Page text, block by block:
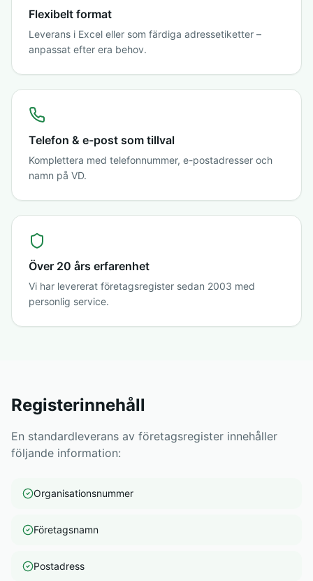
Flexibelt format
Leverans i Excel eller som färdiga adressetiketter –
anpassat efter era behov.
Telefon & e-post som tillval
Komplettera med telefonnummer, e-postadresser och
namn på VD.
Över 20 års erfarenhet
Vi har levererat företagsregister sedan 2003 med
personlig service.
Registerinnehåll
En standardleverans av företagsregister innehåller
följande information:
Organisationsnummer
Företagsnamn
Postadress